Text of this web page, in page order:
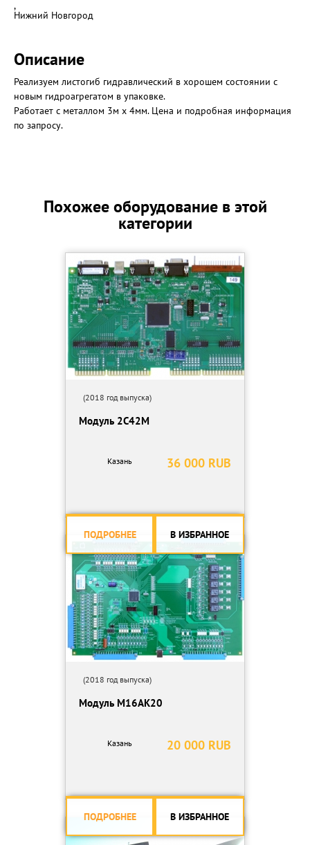
,
Нижний Новгород
Описание
Реализуем листогиб гидравлический в хорошем состоянии с
новым гидроагрегатом в упаковке.
Работает с металлом 3м х 4мм. Цена и подробная информация
по запросу.
Похожее оборудование в этой
категории
(2018 год выпуска)
Модуль 2С42М
36 000 RUB
Казань
ПОДРОБНЕЕ В ИЗБРАННОЕ
(2018 год выпуска)
Модуль М16АК20
20 000 RUB
Казань
ПОДРОБНЕЕ В ИЗБРАННОЕ